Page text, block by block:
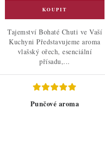
Tajemství Bohaté Chuti ve Vaší
Kuchyni Představujeme aroma
vlašský ořech, esenciální
přísadu,...
Punčové aroma